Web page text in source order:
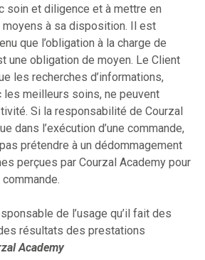
soin et diligence et à mettre en
à sa disposition. Il est
que l’obligation à la charge de
une obligation de moyen. Le Client
les recherches d’informations,
les meilleurs soins, ne peuvent
Si la responsabilité de Courzal
dans l’exécution d’une commande,
prétendre à un dédommagement
perçues par Courzal Academy pour
de l’usage qu’il fait des
résultats des prestations
Academy